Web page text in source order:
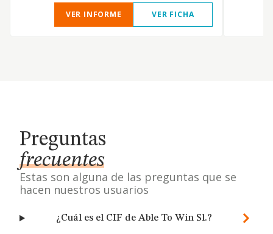
VER INFORME VER FICHA
Preguntas
frecuentes
Estas son alguna de las preguntas que se
hacen nuestros usuarios
¿Cuál es el CIF de Able To Win Sl.?